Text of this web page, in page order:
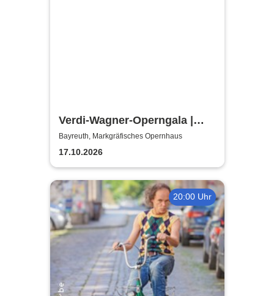
Verdi-Wagner-Operngala |
Thüringen Philharmonie
Gotha-Eisenach
Bayreuth, Markgräfisches Opernhaus
17.10.2026
20:00 Uhr